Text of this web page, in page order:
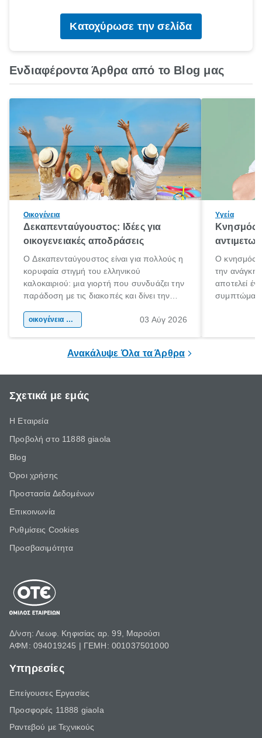
Κατοχύρωσε την σελίδα
Ενδιαφέροντα Άρθρα από το Blog μας
Οικογένεια
Δεκαπενταύγουστος: Ιδέες για
οικογενειακές αποδράσεις
Ο Δεκαπενταύγουστος είναι για πολλούς η
κορυφαία στιγμή του ελληνικού
καλοκαιριού: μια γιορτή που συνδυάζει την
παράδοση με τις διακοπές και δίνει την
χώρας. Είτε πρόκειται για λίγες μέρες
οικογένεια & παιδί 03 Αύγ 2026
Υγεία
Κνησμός:
Ο κνησμός
την ανάγκη
αποτελεί
Ανακάλυψε Όλα τα Άρθρα
Σχετικά με εμάς
Η Εταιρεία
Προβολή στο 11888 giaola
Blog
Όροι χρήσης
Προστασία Δεδομένων
Επικοινωνία
Ρυθμίσεις Cookies
Προσβασιμότητα
Δ/νση: Λεωφ. Κηφισίας αρ. 99, Μαρούσι
ΑΦΜ: 094019245 | ΓΕΜΗ: 001037501000
Υπηρεσίες
Επείγουσες Εργασίες
Προσφορές 11888 giaola
Ραντεβού με Τεχνικούς